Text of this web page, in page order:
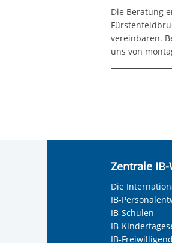
Die Beratung
vereinbaren.
uns von
Zentrale
Die
IB-
IB-Schulen
IB-
IB-